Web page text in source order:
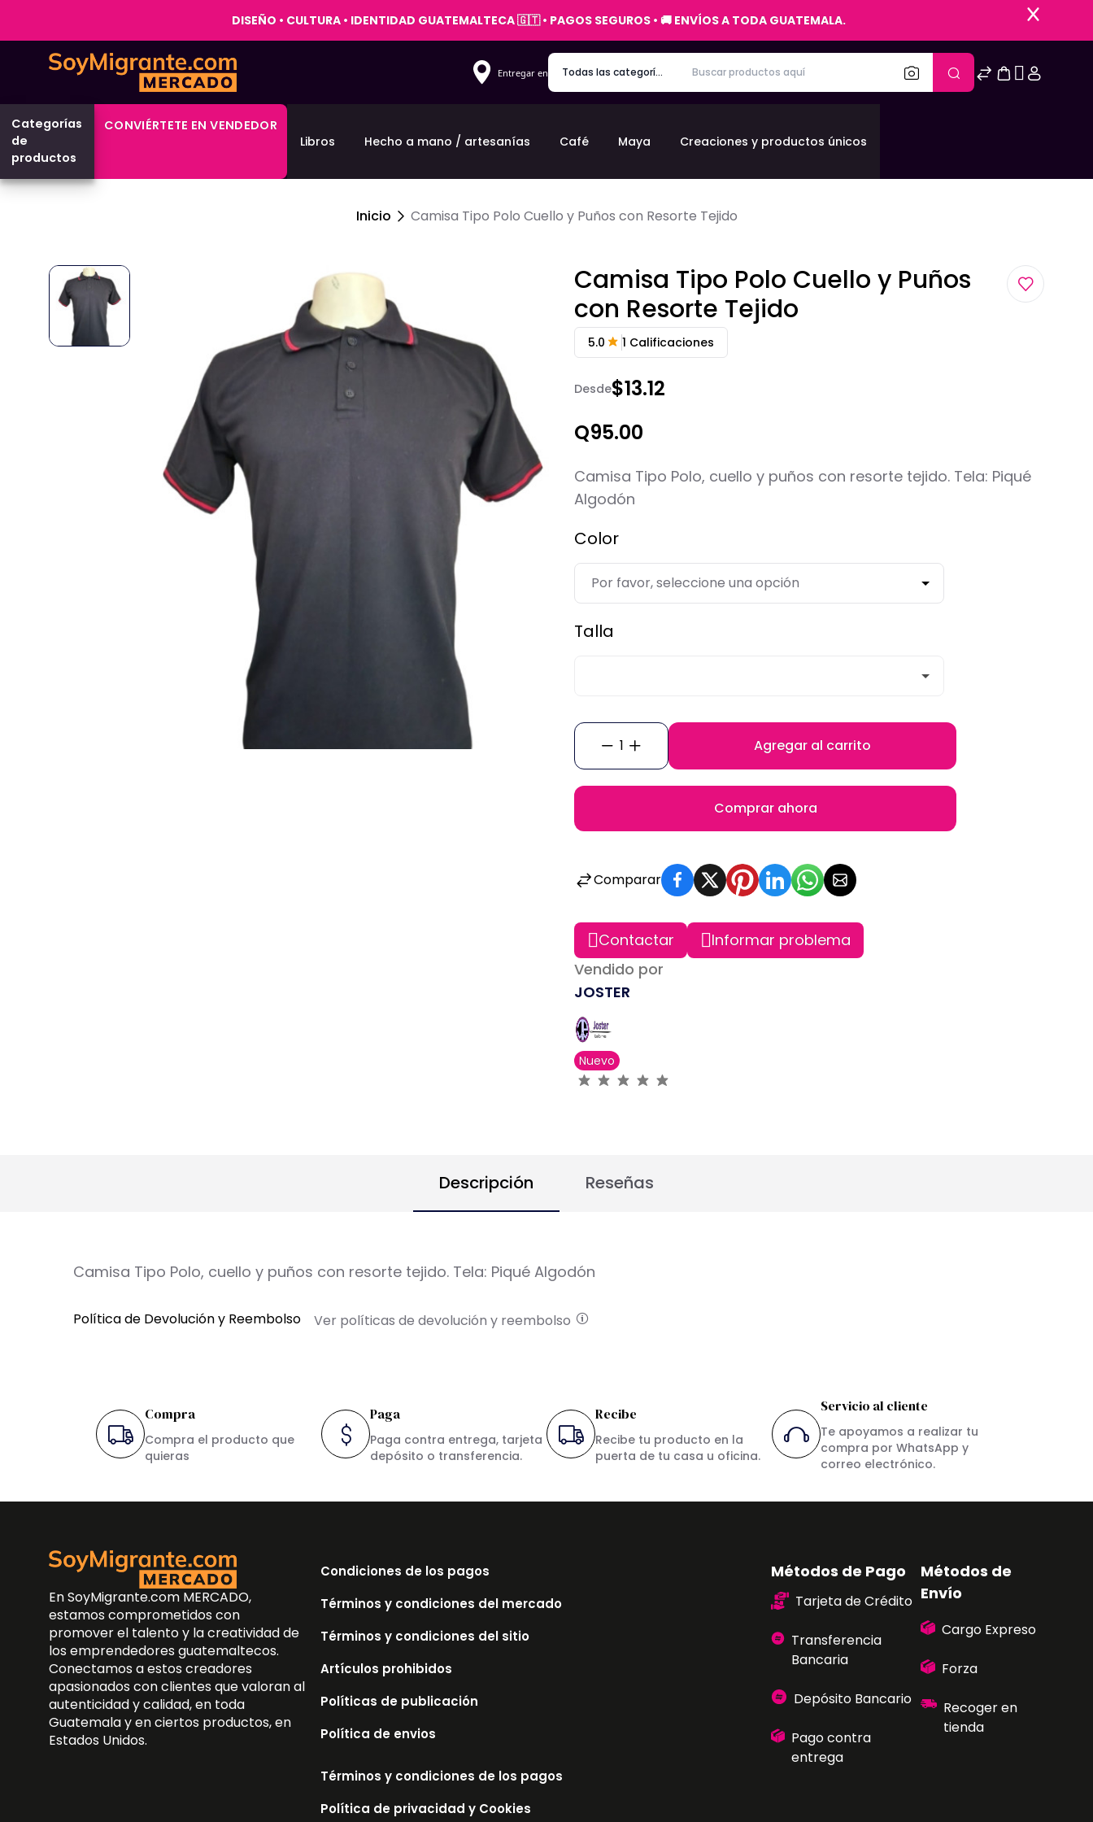
DISEÑO • CULTURA • IDENTIDAD GUATEMALTECA 🇬🇹 • PAGOS SEGUROS • 🚚 ENVÍOS A TODA GUATEMALA.
Entregar en
Categorías
de
productos
CONVIÉRTETE EN VENDEDOR
Libros
Hecho a mano / artesanías Café Maya Creaciones y productos únicos
Inicio Camisa Tipo Polo Cuello y Puños con Resorte Tejido
Camisa Tipo Polo Cuello y Puños
con Resorte Tejido
5.0 1 Calificaciones
Desde$13.12
Q95.00
Camisa Tipo Polo, cuello y puños con resorte tejido. Tela: Piqué
Algodón
Color
Talla
1 Agregar al carrito
Comprar ahora
Comparar
Contactar
Informar problema
Vendido por
JOSTER
Nuevo
Descripción Reseñas
Camisa Tipo Polo, cuello y puños con resorte tejido. Tela: Piqué Algodón
Política de Devolución y Reembolso Ver políticas de devolución y reembolso
Compra
Compra el producto que
quieras
Paga
Paga contra entrega, tarjeta
depósito o transferencia.
Recibe
Recibe tu producto en la
puerta de tu casa u oficina.
Servicio al cliente
Te apoyamos a realizar tu
compra por WhatsApp y
correo electrónico.
En SoyMigrante.com MERCADO,
estamos comprometidos con
promover el talento y la creatividad de
los emprendedores guatemaltecos.
Conectamos a estos creadores
apasionados con clientes que valoran al
autenticidad y calidad, en toda
Guatemala y en ciertos productos, en
Estados Unidos.
Condiciones de los pagos
Términos y condiciones del mercado
Términos y condiciones del sitio
Artículos prohibidos
Políticas de publicación
Política de envios
Términos y condiciones de los pagos
Política de privacidad y Cookies
Métodos de Pago
Tarjeta de Crédito
Transferencia
Bancaria
Depósito Bancario
Pago contra
entrega
Métodos de
Envío
Cargo Expreso
Forza
Recoger en
tienda